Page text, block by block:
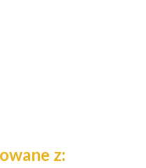
z: